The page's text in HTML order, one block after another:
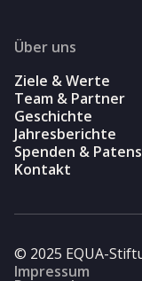
Über uns
Ziele & Werte
Team & Partner
Geschichte
Jahresberichte
Spenden &
Kontakt
© 2025 EQUA-
Impressum